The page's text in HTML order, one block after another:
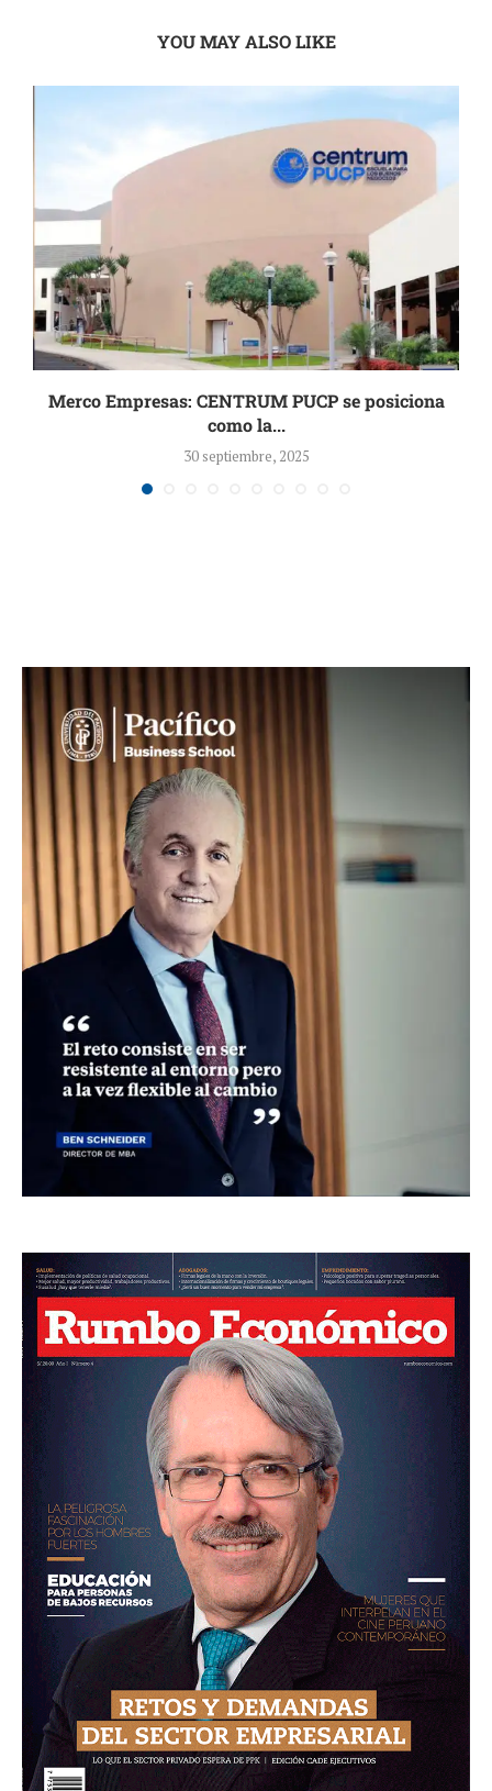
YOU MAY ALSO LIKE
Merco Empresas: CENTRUM PUCP se posiciona
como la...
30 septiembre, 2025